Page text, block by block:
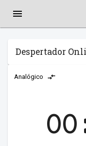
Despertador
Analógico